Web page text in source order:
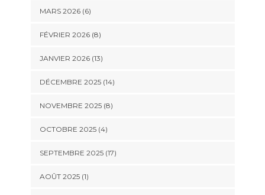
MARS 2026 (6)
FÉVRIER 2026 (8)
JANVIER 2026 (13)
DÉCEMBRE 2025 (14)
NOVEMBRE 2025 (8)
OCTOBRE 2025 (4)
SEPTEMBRE 2025 (17)
AOÛT 2025 (1)